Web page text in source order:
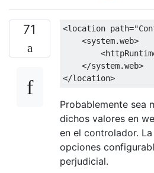
71 <location path=
<system.web>
</system.web>
</location>
Probablemente sea
dichos valores en
en el controlador.
opciones
perjudicial.